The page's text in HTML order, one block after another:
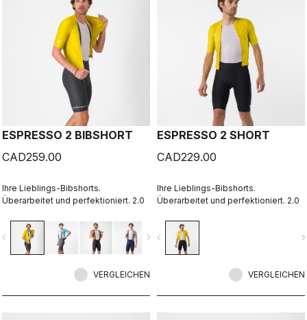
ESPRESSO 2 BIBSHORT
CAD259.00
Ihre Lieblings-Bibshorts.
Überarbeitet und perfektioniert. 2.0
navigate_next
VERGLEICHEN
ESPRESSO 2 SHORT
CAD229.00
Ihre Lieblings-Bibshorts.
Überarbeitet und perfektioniert. 2.0
navigate_before
VERGLEICHEN